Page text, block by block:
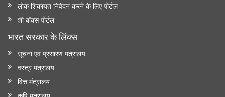
लोक शिकायत निवेदन करने के लिए पोर्टल
शी बॉक्स पोर्टल
भारत सरकार के लिंक्‍स
सूचना एवं प्रसारण मंत्रालय
वस्त्र मंत्रालय
वित्त मंत्रालय